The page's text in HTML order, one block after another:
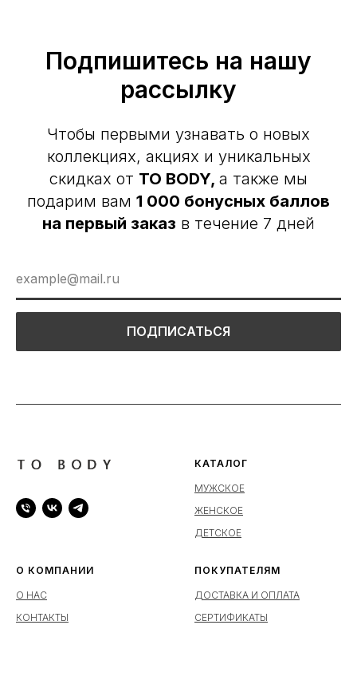
Подпишитесь на нашу
рассылку
Чтобы первыми узнавать о новых
коллекциях, акциях и уникальных
скидках от TO BODY, а также мы
подарим вам 1 000 бонусных баллов
на первый заказ в течение 7 дней
ПОДПИСАТЬСЯ
КАТАЛОГ
МУЖСКОЕ
ЖЕНСКОЕ
ДЕТСКОЕ
О КОМПАНИИ
О НАС
КОНТАКТЫ
ПОКУПАТЕЛЯМ
ДОСТАВКА И ОПЛАТА
СЕРТИФИКАТЫ